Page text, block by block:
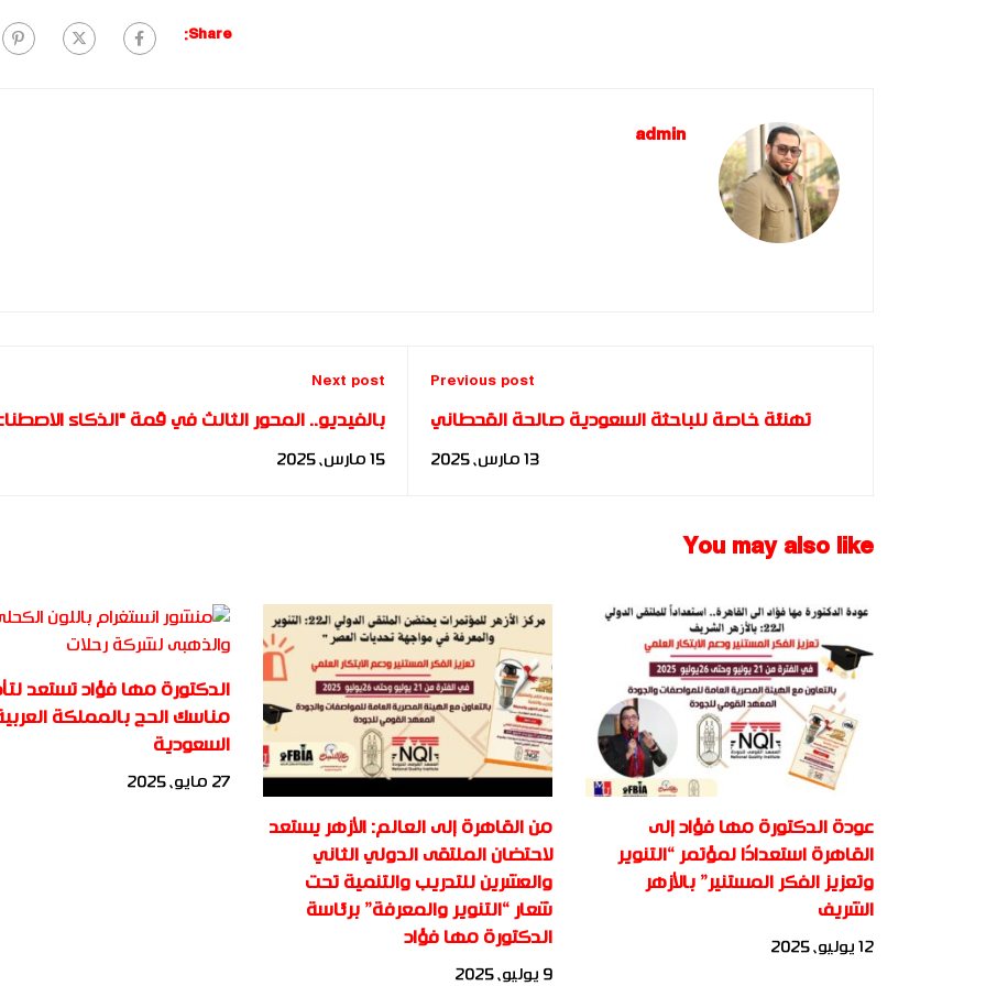
Share:
admin
Previous post
تهنئة خاصة للباحثة السعودية صالحة القحطاني
13 مارس، 2025
Next post
بالفيديو.. المحور الثالث في قمة "الذكاء
15 مارس، 2025
You may also like
عودة الدكتورة مها فؤاد إلى
القاهرة استعدادًا لمؤتمر “التنوير
وتعزيز الفكر المستنير” بالأزهر
الشريف
12 يوليو، 2025
من القاهرة إلى العالم: الأزهر يستعد
لاحتضان الملتقى الدولي الثاني
والعشرين للتدريب والتنمية تحت
شعار “التنوير والمعرفة” برئاسة
الدكتورة مها فؤاد
9 يوليو، 2025
الدكتورة مها فؤاد تستعد
مناسك الحج بالمملكة
السعودية
27 مايو، 2025